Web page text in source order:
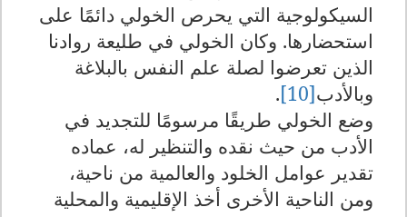
السيكولوجية التي يحرص الخولي دائمًا على
استحضارها. وكان الخولي في طليعة روادنا
الذين تعرضوا لصلة علم النفس بالبلاغة
وبالأدب
.[10]
وضع الخولي طريقًا مرسومًا للتجديد في
الأدب من حيث نقده والتنظير له، عماده
تقدير عوامل الخلود والعالمية من ناحية،
ومن الناحية الأخرى أخذ الإقليمية والمحلية